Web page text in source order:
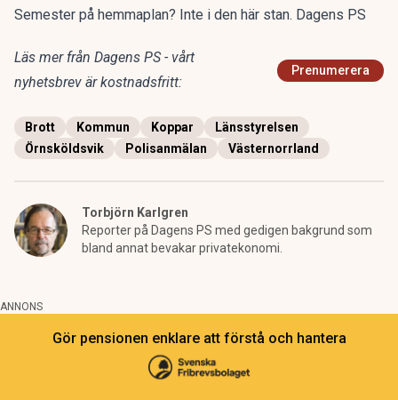
Semester på hemmaplan? Inte i den här stan. Dagens PS
Läs mer från Dagens PS - vårt
nyhetsbrev är kostnadsfritt:
Prenumerera
Brott Kommun Koppar
Länsstyrelsen
Örnsköldsvik
Polisanmälan Västernorrland
Torbjörn Karlgren
Reporter på Dagens PS med gedigen bakgrund som
bland annat bevakar privatekonomi.
ANNONS
Gör pensionen enklare att förstå och hantera